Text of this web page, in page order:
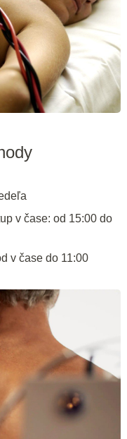
v čase: od 15:00 do
v čase do 11:00